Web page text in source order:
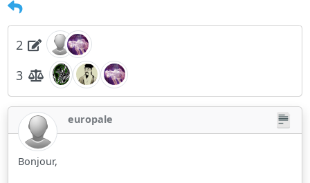
2
3
europale
Bonjour,